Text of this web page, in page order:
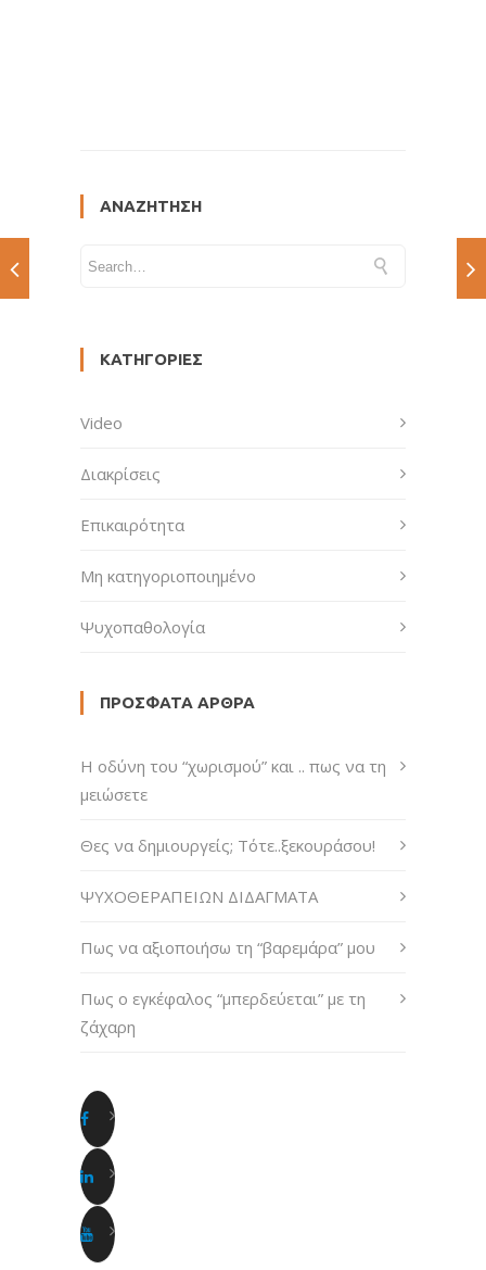
ΑΝΑΖΉΤΗΣΗ
ΚΑΤΗΓΟΡΊΕΣ
Video
Διακρίσεις
Επικαιρότητα
Μη κατηγοριοποιημένο
Ψυχοπαθολογία
ΠΡΌΣΦΑΤΑ ΆΡΘΡΑ
H οδύνη του “χωρισμού” και .. πως να τη
μειώσετε
Θες να δημιουργείς; Τότε..ξεκουράσου!
ΨΥΧΟΘΕΡΑΠΕΙΩΝ ΔΙΔΑΓΜΑΤΑ
Πως να αξιοποιήσω τη “βαρεμάρα” μου
Πως ο εγκέφαλος “μπερδεύεται” με τη
ζάχαρη